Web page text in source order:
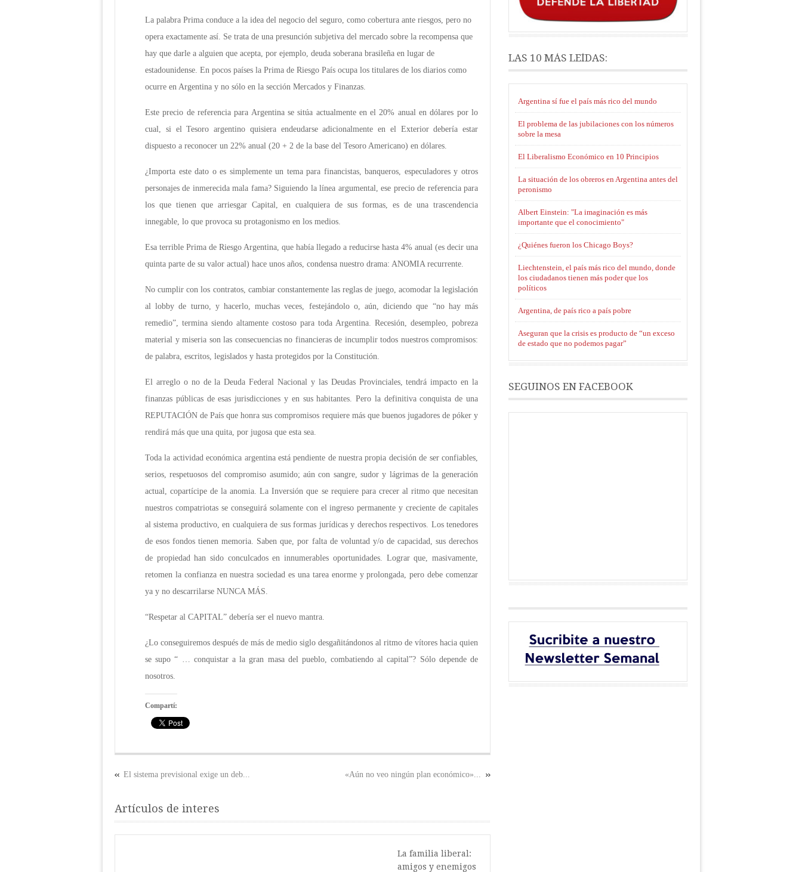
La palabra Prima conduce a la idea del negocio del seguro, como cobertura ante riesgos, pero no
opera exactamente así. Se trata de una presunción subjetiva del mercado sobre la recompensa que
hay que darle a alguien que acepta, por ejemplo, deuda soberana brasileña en lugar de
estadounidense. En pocos países la Prima de Riesgo País ocupa los titulares de los diarios como
ocurre en Argentina y no sólo en la sección Mercados y Finanzas.
Este precio de referencia para Argentina se sitúa actualmente en el 20% anual en dólares por lo
cual, si el Tesoro argentino quisiera endeudarse adicionalmente en el Exterior debería estar
dispuesto a reconocer un 22% anual (20 + 2 de la base del Tesoro Americano) en dólares.
¿Importa este dato o es simplemente un tema para financistas, banqueros, especuladores y otros
personajes de inmerecida mala fama? Siguiendo la línea argumental, ese precio de referencia para
los que tienen que arriesgar Capital, en cualquiera de sus formas, es de una trascendencia
innegable, lo que provoca su protagonismo en los medios.
Esa terrible Prima de Riesgo Argentina, que había llegado a reducirse hasta 4% anual (es decir una
quinta parte de su valor actual) hace unos años, condensa nuestro drama: ANOMIA recurrente.
No cumplir con los contratos, cambiar constantemente las reglas de juego, acomodar la legislación
al lobby de turno, y hacerlo, muchas veces, festejándolo o, aún, diciendo que “no hay más
remedio”, termina siendo altamente costoso para toda Argentina. Recesión, desempleo, pobreza
material y miseria son las consecuencias no financieras de incumplir todos nuestros compromisos:
de palabra, escritos, legislados y hasta protegidos por la Constitución.
El arreglo o no de la Deuda Federal Nacional y las Deudas Provinciales, tendrá impacto en la
finanzas públicas de esas jurisdicciones y en sus habitantes. Pero la definitiva conquista de una
REPUTACIÓN de País que honra sus compromisos requiere más que buenos jugadores de póker y
rendirá más que una quita, por jugosa que esta sea.
Toda la actividad económica argentina está pendiente de nuestra propia decisión de ser confiables,
serios, respetuosos del compromiso asumido; aún con sangre, sudor y lágrimas de la generación
actual, copartícipe de la anomia. La Inversión que se requiere para crecer al ritmo que necesitan
nuestros compatriotas se conseguirá solamente con el ingreso permanente y creciente de capitales
al sistema productivo, en cualquiera de sus formas jurídicas y derechos respectivos. Los tenedores
de esos fondos tienen memoria. Saben que, por falta de voluntad y/o de capacidad, sus derechos
de propiedad han sido conculcados en innumerables oportunidades. Lograr que, masivamente,
retomen la confianza en nuestra sociedad es una tarea enorme y prolongada, pero debe comenzar
ya y no descarrilarse NUNCA MÁS.
“Respetar al CAPITAL” debería ser el nuevo mantra.
¿Lo conseguiremos después de más de medio siglo desgañitándonos al ritmo de vítores hacia quien
se supo “ … conquistar a la gran masa del pueblo, combatiendo al capital”? Sólo depende de
nosotros.
Compartí:
«Aún no veo ningún plan económico»...
El sistema previsional exige un deb...
Artículos de interes
La familia liberal:
amigos y enemigos
LAS 10 MÁS LEÍDAS:
Argentina sí fue el país más rico del mundo
El problema de las jubilaciones con los números
sobre la mesa
El Liberalismo Económico en 10 Principios
La situación de los obreros en Argentina antes del
peronismo
Albert Einstein: "La imaginación es más
importante que el conocimiento"
¿Quiénes fueron los Chicago Boys?
Liechtenstein, el país más rico del mundo, donde
los ciudadanos tienen más poder que los
políticos
Argentina, de país rico a país pobre
Aseguran que la crisis es producto de “un exceso
de estado que no podemos pagar”
SEGUINOS EN FACEBOOK